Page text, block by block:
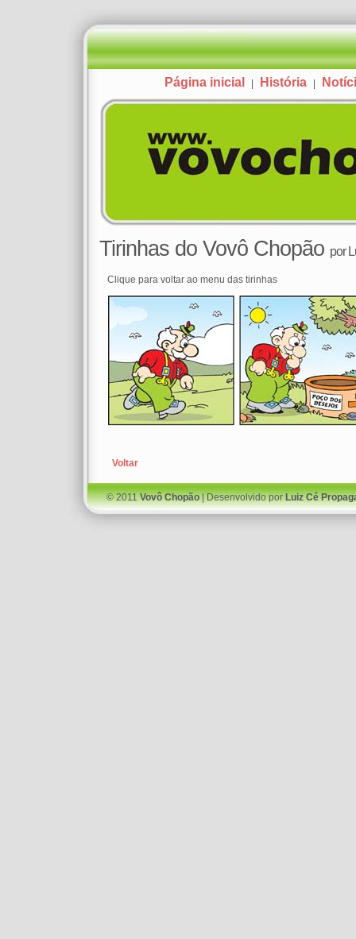
Página inicial História
Tirinhas do Vovô Chopão por
Clique para voltar ao menu das tirinhas
Voltar
© 2011Vovô Chopão| Desenvolvido porLuiz Cé